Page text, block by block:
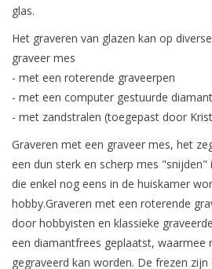
glas.
Het graveren van glazen kan op
graveer mes
- met een roterende graveerpen
- met een computer gestuurde
- met zandstralen (toegepast door
Graveren met een graveer mes, het
een dun sterk en scherp mes
die enkel nog eens in de huiskamer
hobby.Graveren met een roterende
door hobbyisten en klassieke
een diamantfrees geplaatst, waarmee
gegraveerd kan worden. De frezen